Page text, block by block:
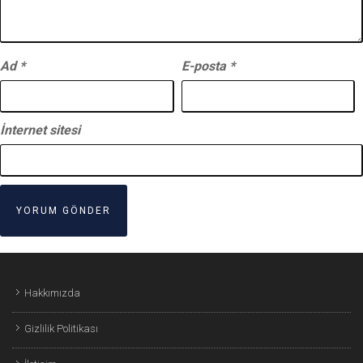
Ad * E-posta *
İnternet sitesi
Hakkımızda
Gizlilik Politikası